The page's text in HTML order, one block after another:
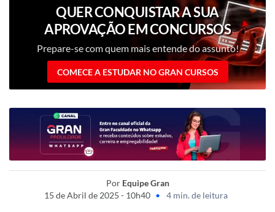
QUER CONQUISTAR A SUA
APROVAÇÃO EM CONCURSOS
PÚBLICOS?
Prepare-se com quem mais entende do assunto!
COMECE A ESTUDAR NO GRAN CURSOS
Por Equipe Gran
15 de Abril de 2025 - 10h40 • 4 min. de leitura